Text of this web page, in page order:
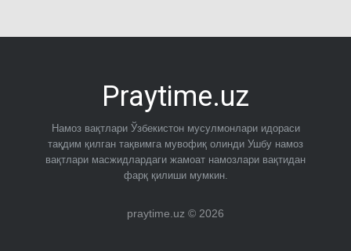
Praytime.uz
Намоз вақтлари Ўзбекистон мусулмонлари идораси
тақдим қилган тақвимга мувофиқ олинди Ушбу намоз
вақтлари масжидлардаги жамоат намозлари вақтидан
фарқ қилиши мумкин.
praytime.uz © 2026